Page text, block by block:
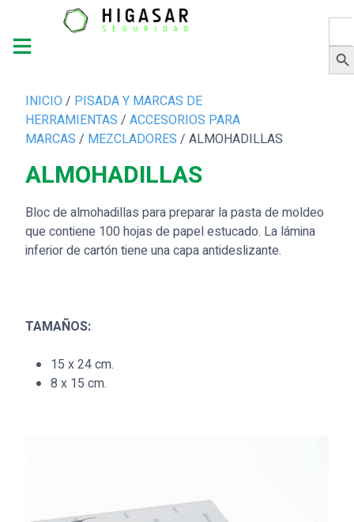
Botón
INICIO / PISADA Y MARCAS DE
HERRAMIENTAS / ACCESORIOS PARA
MARCAS / MEZCLADORES / ALMOHADILLAS
ALMOHADILLAS
Bloc de almohadillas para preparar la pasta de moldeo
que contiene 100 hojas de papel estucado. La lámina
inferior de cartón tiene una capa antideslizante.
TAMAÑOS:
15 x 24 cm.
8 x 15 cm.